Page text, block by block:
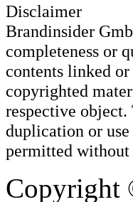
Disclaimer
Brandinsider
completeness or
contents linked
copyrighted
respective
duplication or
permitted without
Copyright